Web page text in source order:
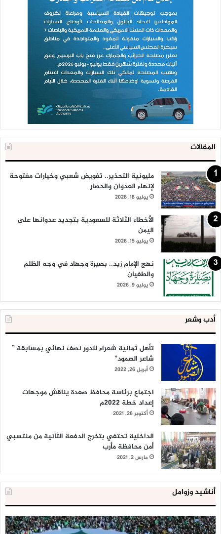
المقالات
مليونية التحذير.. تفويض شعبي وخيارات مفتوحة
لإنهاء العدوان والحصار
يوليو 18, 2026
الأخطاء الثلاثة للسعودية بتجديد عدوانها على
اليمن
يوليو 15, 2026
نهج الإمام زيد.. بصيرة وجهاد في وجه الظلم
والطغيان
يوليو 9, 2026
أدب وشعر
تأهل ثمانية شعراء للدور نصف نهائي بمسابقة ”
شاعر الصمود”
أبريل 26, 2022
اجتماع برئاسة محافظ صعدة يناقش موجهات
إعداد خطة 2022م
أكتوبر 26, 2021
الداخلية تحتفي بتخرج الدفعة الثانية من منتسبي
أمن محافظة مأرب
مارس 2, 2021
أناشيد وزوامل
العدو
الإسرائيلي